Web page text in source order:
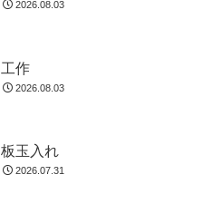
2026.08.03
工作
2026.08.03
板玉入れ
2026.07.31